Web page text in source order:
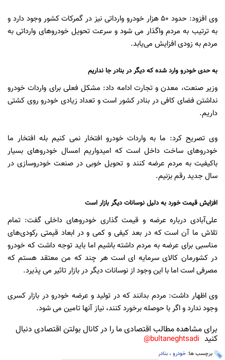
وی افزود: حدود 50 هزار خودرو وارداتی نیز در گمرکات کشور وجود دارد و
به ترتیب به مردم واگذار می شود و سرعت تحویل خودروهای وارداتی به
مردم به زودی افزایش می‌یابد.
به حدی خودرو وارد شده که دیگر در بنادر جا نداریم
وزیر صنعت، معدن و تجارت ادامه داد: مشکل فعلی برای واردات خودرو
نداشتن فضای کافی در بنادر کشور است و تعداد زیادی خودرو روی کشتی
داریم.
وی تصریح کرد: ما به واردات خودرو افتخار نمی کنیم بله افتخار ما
خودروهای ساخت داخل است که امیدواریم امسال خودروهای بسیار
باکیفیت به مردم عرضه کنند و تحویل خوبی در صنعت خودروسازی در
سال جدید رقم بزنیم.
افزایش قیمت خورد به دلیل نوسانات دیگر بازار است
علی‌آبادی درباره عرضه و قیمت گذاری خودروهای داخلی گفت: تمام
تلاش ما آن است که در بعد کیفی و کمی و در ابعاد قیمتی رکودی‌های
مناسبی برای عرضه به مردم داشته باشیم اما باید توجه داشت که خودرو
در کشورمان کالای سرمایه ای است هر چند که من معتقد هستم که
مصرفی است اما با این وجود از نوسانات دیگر در بازار تاثیر می پذیرد.
وی اظهار داشت: مردم بدانند که در تولید و عرضه خودرو در بازار کسری
وجود ندارد و اگر با حوصله برخورد کنند، نیاز آنها تامین می شود.
برای مشاهده مطالب اقتصادی ما را در کانال بولتن اقتصادی دنبال
کنید bultaneghtsadi@
برچسب ها: خودرو ، بنادر